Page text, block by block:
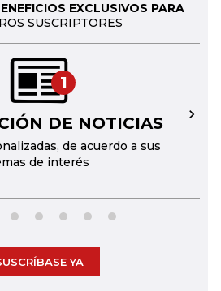
EXCLUSIVOS PARA
SUSCRIPTORES
1
DE NOTICIAS
de acuerdo a sus
de interés
→
YA